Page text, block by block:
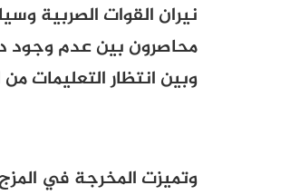
نيران القوات الصربية
محاصرون بين عدم وجود
وبين انتظار التعليمات
وتميزت المخرجة في